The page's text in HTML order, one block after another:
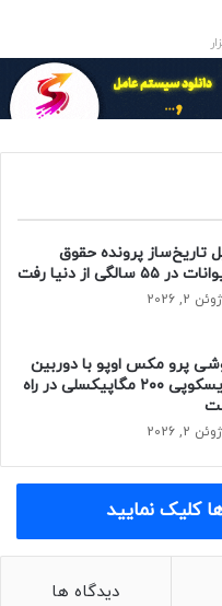
ویژه‌ای بر هوش مصنوعی
قابل‌توجه عملکرد گرافیک
لپ تاپ
تاریخ‌ساز پرونده حقوق
در ۵۵ سالگی از دنیا رفت
ژوئن 2, 2026
پرو مکس اوپو با دوربین
پریسکوپی ۲۰۰ مگاپیکسلی در راه
ژوئن 2, 2026
کلیک نمایید
دیدگاه ها